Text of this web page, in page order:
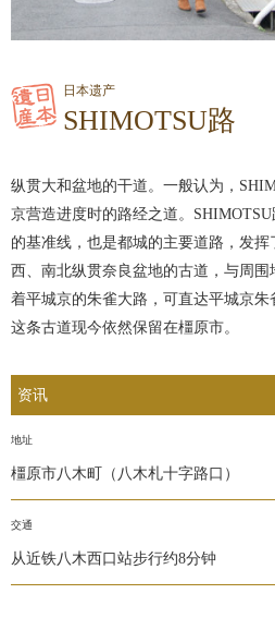
日本遗产
SHIMOTSU路
纵贯大和盆地的干道。一般认为，
京营造进度时的路经之道。
的基准线，也是都城的主要道路，发
西、南北纵贯奈良盆地的古道，与周
着平城京的朱雀大路，可直达平城京朱
这条古道现今依然保留在橿原市。
资讯
地址
橿原市八木町（八木札十字路口）
交通
从近铁八木西口站步行约8分钟